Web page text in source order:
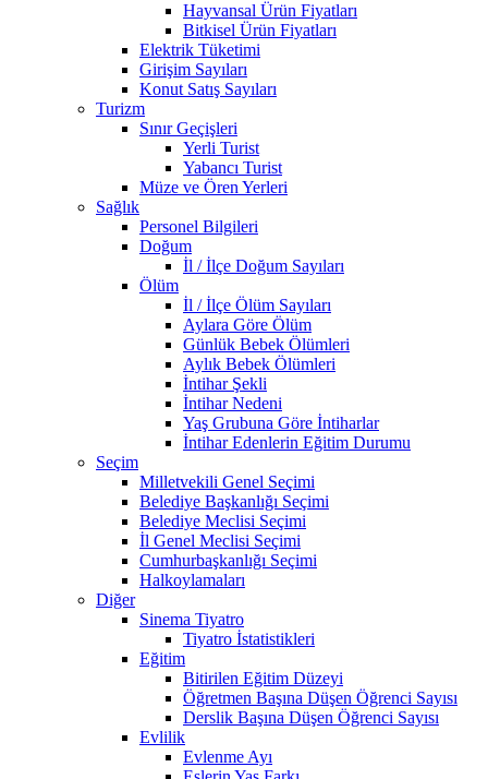
Hayvansal Ürün Fiyatları
Bitkisel Ürün Fiyatları
Elektrik Tüketimi
Girişim Sayıları
Konut Satış Sayıları
Turizm
Sınır Geçişleri
Yerli Turist
Yabancı Turist
Müze ve Ören Yerleri
Sağlık
Personel Bilgileri
Doğum
İl / İlçe Doğum Sayıları
Ölüm
İl / İlçe Ölüm Sayıları
Aylara Göre Ölüm
Günlük Bebek Ölümleri
Aylık Bebek Ölümleri
İntihar Şekli
İntihar Nedeni
Yaş Grubuna Göre İntiharlar
İntihar Edenlerin Eğitim Durumu
Seçim
Milletvekili Genel Seçimi
Belediye Başkanlığı Seçimi
Belediye Meclisi Seçimi
İl Genel Meclisi Seçimi
Cumhurbaşkanlığı Seçimi
Halkoylamaları
Diğer
Sinema Tiyatro
Tiyatro İstatistikleri
Eğitim
Bitirilen Eğitim Düzeyi
Öğretmen Başına Düşen Öğrenci Sayısı
Derslik Başına Düşen Öğrenci Sayısı
Evlilik
Evlenme Ayı